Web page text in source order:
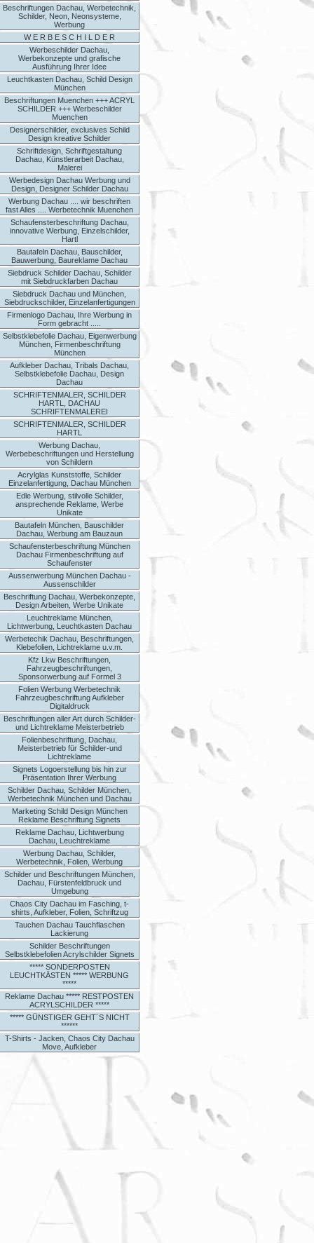
Beschriftungen Dachau, Werbetechnik,
Schilder, Neon, Neonsysteme,
Werbung
W E R B E S C H I L D E R
Werbeschilder Dachau,
Werbekonzepte und grafische
Ausführung Ihrer Idee
Leuchtkasten Dachau, Schild Design
München
Beschriftungen Muenchen +++ ACRYL
SCHILDER +++ Werbeschilder
Muenchen
Designerschilder, exclusives Schild
Design kreative Schilder
Schriftdesign, Schriftgestaltung
Dachau, Künstlerarbeit Dachau,
Malerei
Werbedesign Dachau Werbung und
Design, Designer Schilder Dachau
Werbung Dachau .... wir beschriften
fast Alles .... Werbetechnik Muenchen
Schaufensterbeschriftung Dachau,
innovative Werbung, Einzelschilder,
Hartl
Bautafeln Dachau, Bauschilder,
Bauwerbung, Baureklame Dachau
Siebdruck Schilder Dachau, Schilder
mit Siebdruckfarben Dachau
Siebdruck Dachau und München,
Siebdruckschilder, Einzelanfertigungen
Firmenlogo Dachau, Ihre Werbung in
Form gebracht .....
Selbstklebefolie Dachau, Eigenwerbung
München, Firmenbeschriftung
München
Aufkleber Dachau, Tribals Dachau,
Selbstklebefolie Dachau, Design
Dachau
SCHRIFTENMALER, SCHILDER
HARTL, DACHAU
SCHRIFTENMALEREI
SCHRIFTENMALER, SCHILDER
HARTL
Werbung Dachau,
Werbebeschriftungen und Herstellung
von Schildern
Acrylglas Kunststoffe, Schilder
Einzelanfertigung, Dachau München
Edle Werbung, stilvolle Schilder,
ansprechende Reklame, Werbe
Unikate
Bautafeln München, Bauschilder
Dachau, Werbung am Bauzaun
Schaufensterbeschriftung München
Dachau Firmenbeschriftung auf
Schaufenster
Aussenwerbung München Dachau -
Aussenschilder
Beschriftung Dachau, Werbekonzepte,
Design Arbeiten, Werbe Unikate
Leuchtreklame München,
Lichtwerbung, Leuchtkasten Dachau
Werbetechik Dachau, Beschriftungen,
Klebefolien, Lichtreklame u.v.m.
Kfz Lkw Beschriftungen,
Fahrzeugbeschriftungen,
Sponsorwerbung auf Formel 3
Folien Werbung Werbetechnik
Fahrzeugbeschriftung Aufkleber
Digitaldruck
Beschriftungen aller Art durch Schilder-
und Lichtreklame Meisterbetrieb
Folienbeschriftung, Dachau,
Meisterbetrieb für Schilder-und
Lichtreklame
Signets Logoerstellung bis hin zur
Präsentation Ihrer Werbung
Schilder Dachau, Schilder München,
Werbetechnik München und Dachau
Marketing Schild Design München
Reklame Beschriftung Signets
Reklame Dachau, Lichtwerbung
Dachau, Leuchtreklame
Werbung Dachau, Schilder,
Werbetechnik, Folien, Werbung
Schilder und Beschriftungen München,
Dachau, Fürstenfeldbruck und
Umgebung
Chaos City Dachau im Fasching, t-
shirts, Aufkleber, Folien, Schriftzug
Tauchen Dachau Tauchflaschen
Lackierung
Schilder Beschriftungen
Selbstklebefolien Acrylschilder Signets
***** SONDERPOSTEN
LEUCHTKÄSTEN ***** WERBUNG
*****
Reklame Dachau ***** RESTPOSTEN
ACRYLSCHILDER *****
***** GÜNSTIGER GEHT´S NICHT
******
T-Shirts - Jacken, Chaos City Dachau
Move, Aufkleber